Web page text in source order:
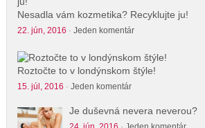
Nesadla vám kozmetika? Recyklujte ju!
22. jún, 2016 · Jeden komentár
Roztočte to v londýnskom štýle!
15. júl, 2016 · Jeden komentár
Je duševná nevera neverou?